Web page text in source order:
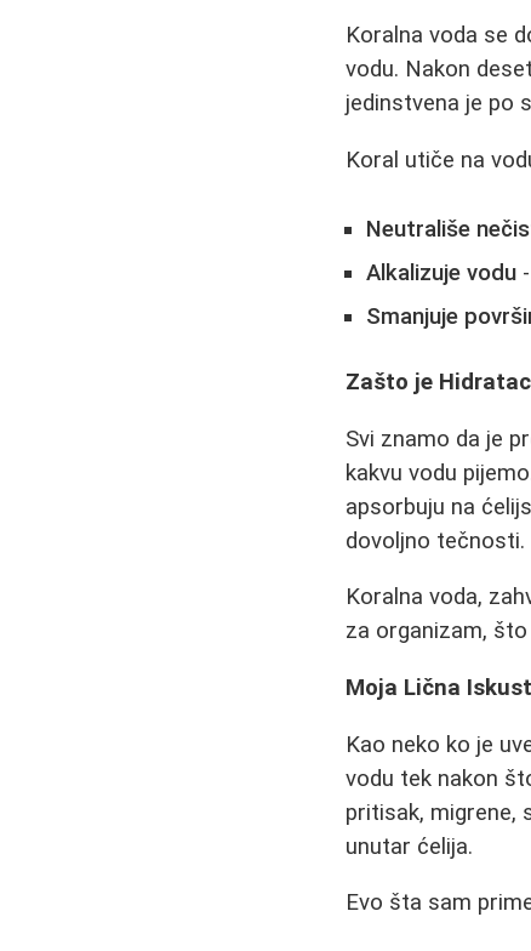
Koralna voda se
vodu. Nakon
jedinstvena je po
Koral utiče na
Neutrališe
Alkalizuje vodu
Smanjuje
Zašto je
Svi znamo da je
kakvu vodu
apsorbuju na
dovoljno tečnosti.
Koralna voda,
za organizam,
Moja Lična
Kao neko ko je
vodu tek nakon
pritisak, migrene,
unutar ćelija.
Evo šta sam